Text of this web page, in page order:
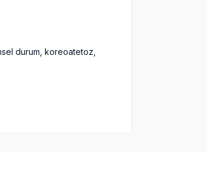
durum, koreoatetoz,